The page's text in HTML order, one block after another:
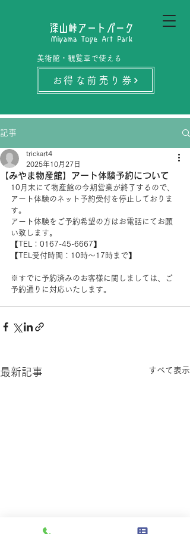
美術館・観覧車で使える
お得な前売り券
記事
【みやま物産館】アート体験予約について
trickart4
2025年10月27日
10月末にて物産館の今期営業が終了するので、
アート体験のネット予約受付を停止しておりま
す。
アート体験をご予約希望の方はお電話にてお願
い致します。
【TEL：0167-45-6667】
【TEL受付時間：10時～17時まで】
※すでに予約済みのお客様に関しましては、ご
予約通りに対応いたします。
最新記事 すべて表示